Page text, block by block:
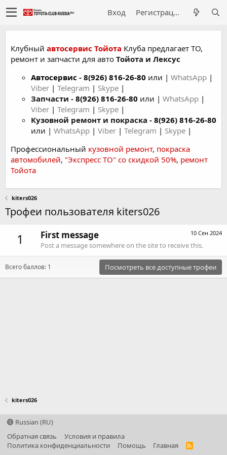
Вход Регистрация
Клубный автосервис Тойота Клуба предлагает ТО,
ремонт и запчасти для авто Тойота и Лексус
Автосервис - 8(926) 816-26-80 или | WhatsApp |
Viber | Telegram | Skype |
Запчасти - 8(926) 816-26-80 или | WhatsApp |
Viber | Telegram | Skype |
Кузовной ремонт и покраска - 8(926) 816-26-80
или | WhatsApp | Viber | Telegram | Skype |
Профессиональный кузовной ремонт, покраска
автомобилей, "Экспресс ТО" со скидкой 50%, ремонт
Тойота
kiters026
Трофеи пользователя kiters026
1 10 Сен 2024
First message
Post a message somewhere on the site to receive this.
Всего баллов: 1 Посмотреть все доступные трофеи
kiters026
Russian (RU)
Обратная связь
Условия и правила
Политика конфиденциальности
Помощь Главная
R